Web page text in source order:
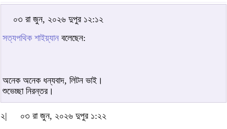
০৩ রা জুন, ২০২৬ দুপুর ১২:১২
সত্যপথিক শাইয়্যান বলেছেন:
অনেক অনেক ধন্যবাদ, লিটন ভাই।
শুভেচ্ছা নিরন্তর।
২|
০৩ রা জুন, ২০২৬ দুপুর ১:২২